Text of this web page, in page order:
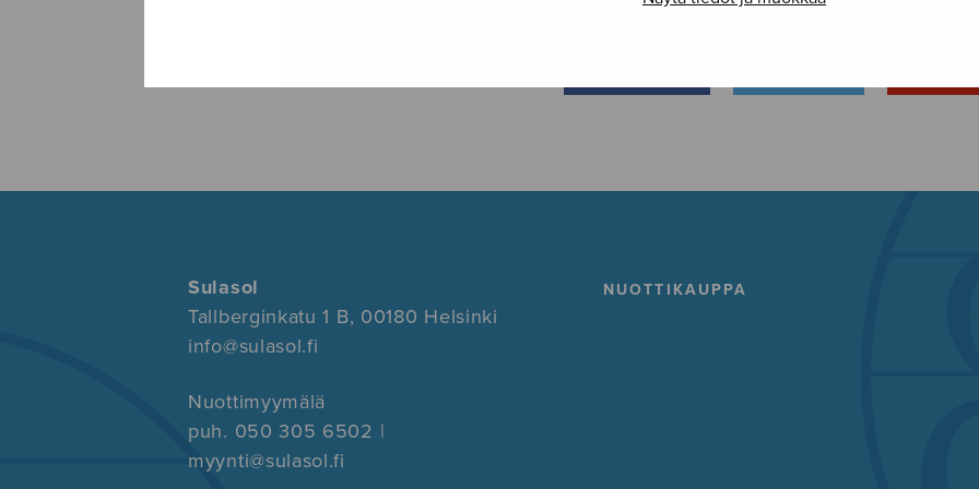
Sulasol
Tallberginkatu 1 B, 00180 Helsinki
info@sulasol.fi
Nuottimyymälä
puh. 050 305 6502 |
myynti@sulasol.fi
NUOTTIKAUPPA